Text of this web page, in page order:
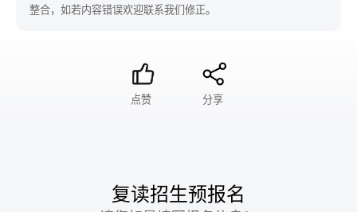
整合，如若内容错误欢迎联系我们修正。
点赞 分享
复读招生预报名